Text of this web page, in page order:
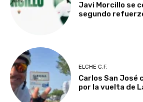
Javi Morcillo se
segundo
ELCHE C.F.
Carlos San José
por la vuelta de